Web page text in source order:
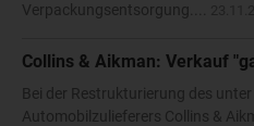
Verpackungsentsorgung....
Collins & Aikman: Verkauf
Bei der Restrukturierung des
Automobilzulieferers Collins &